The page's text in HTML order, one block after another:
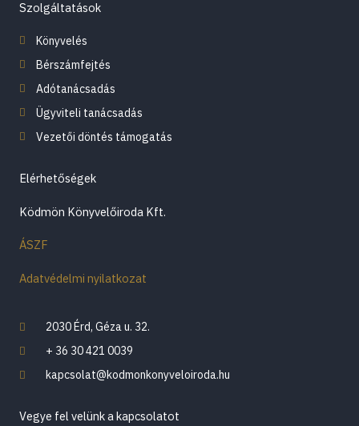
Szolgáltatások
Könyvelés
Bérszámfejtés
Adótanácsadás
Ügyviteli tanácsadás
Vezetői döntés támogatás
Elérhetőségek
Ködmön Könyvelőiroda Kft.
ÁSZF
Adatvédelmi nyilatkozat
2030 Érd, Géza u. 32.
+ 36 30 421 0039
kapcsolat@kodmonkonyveloiroda.hu
Vegye fel velünk a kapcsolatot